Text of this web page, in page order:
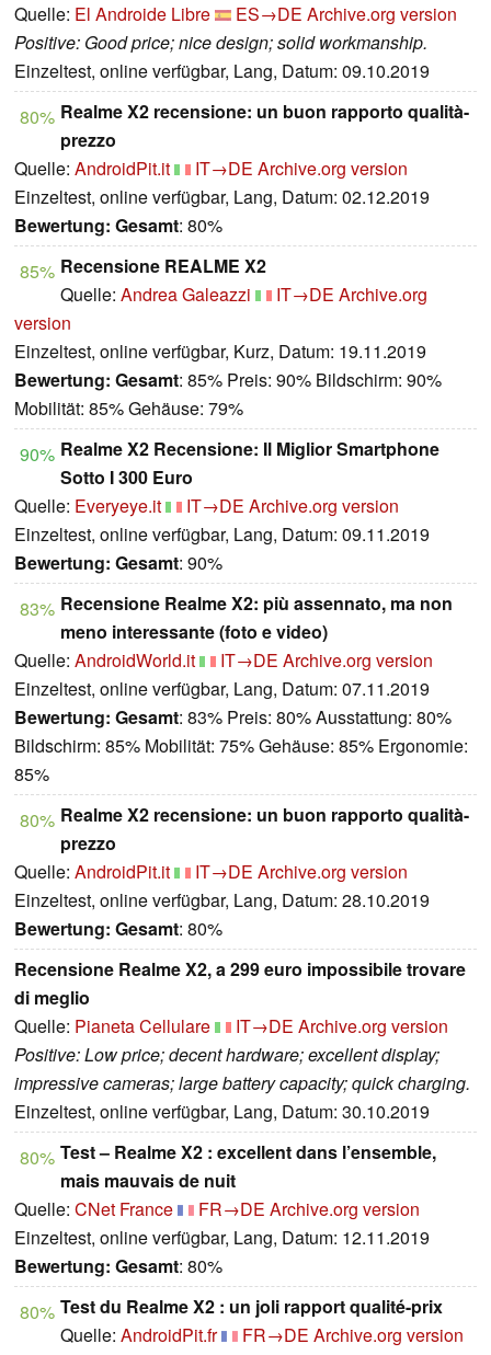
Quelle: El Androide Libre ES→DE Archive.org version
Positive: Good price; nice design; solid workmanship.
Einzeltest, online verfügbar, Lang, Datum: 09.10.2019
80% Realme X2 recensione: un buon rapporto qualità-
prezzo
Quelle: AndroidPit.it IT→DE Archive.org version
Einzeltest, online verfügbar, Lang, Datum: 02.12.2019
Bewertung: Gesamt: 80%
85% Recensione REALME X2
Quelle: Andrea Galeazzi IT→DE Archive.org
version
Einzeltest, online verfügbar, Kurz, Datum: 19.11.2019
Bewertung: Gesamt: 85% Preis: 90% Bildschirm: 90%
Mobilität: 85% Gehäuse: 79%
90% Realme X2 Recensione: Il Miglior Smartphone
Sotto I 300 Euro
Quelle: Everyeye.it IT→DE Archive.org version
Einzeltest, online verfügbar, Lang, Datum: 09.11.2019
Bewertung: Gesamt: 90%
83% Recensione Realme X2: più assennato, ma non
meno interessante (foto e video)
Quelle: AndroidWorld.it IT→DE Archive.org version
Einzeltest, online verfügbar, Lang, Datum: 07.11.2019
Bewertung: Gesamt: 83% Preis: 80% Ausstattung: 80%
Bildschirm: 85% Mobilität: 75% Gehäuse: 85% Ergonomie:
85%
80% Realme X2 recensione: un buon rapporto qualità-
prezzo
Quelle: AndroidPit.it IT→DE Archive.org version
Einzeltest, online verfügbar, Lang, Datum: 28.10.2019
Bewertung: Gesamt: 80%
Recensione Realme X2, a 299 euro impossibile trovare
di meglio
Quelle: Pianeta Cellulare IT→DE Archive.org version
Positive: Low price; decent hardware; excellent display;
impressive cameras; large battery capacity; quick charging.
Einzeltest, online verfügbar, Lang, Datum: 30.10.2019
80% Test – Realme X2 : excellent dans l’ensemble,
mais mauvais de nuit
Quelle: CNet France FR→DE Archive.org version
Einzeltest, online verfügbar, Lang, Datum: 12.11.2019
Bewertung: Gesamt: 80%
80% Test du Realme X2 : un joli rapport qualité-prix
Quelle: AndroidPit.fr FR→DE Archive.org version